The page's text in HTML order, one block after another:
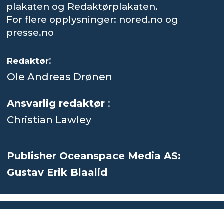
plakaten og Redaktørplakaten.
For flere opplysninger: nored.no og
presse.no
Redaktør:
Ole Andreas Drønen
Ansvarlig redaktør :
Christian Lawley
Publisher Oceanspace Media AS:
Gustav Erik Blaalid